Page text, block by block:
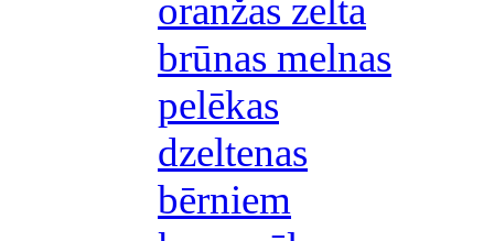
oranžas zelta
brūnas melnas
pelēkas
dzeltenas
bērniem